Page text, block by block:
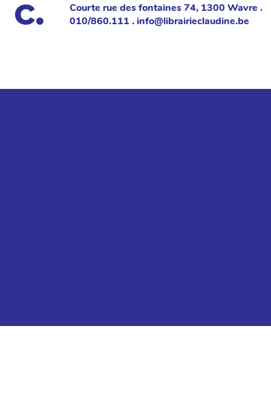
Courte rue des fontaines 74, 1300 Wavre .
010/860.111 . info@librairieclaudine.be